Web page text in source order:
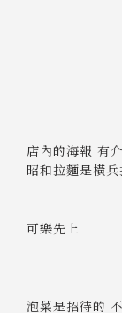
店內的海報 有
昭和拉麵是橫
可樂先上
泡菜是招待的